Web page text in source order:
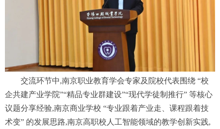
交流环节中,南京职业教育学会专家及院校代表围绕 “校
企共建产业学院”“精品专业群建设”“现代学徒制推行” 等核心
议题分享经验,南京商业学校 “专业跟着产业走、课程跟着技
术变” 的发展思路,南京高职校人工智能领域的教学创新实践,